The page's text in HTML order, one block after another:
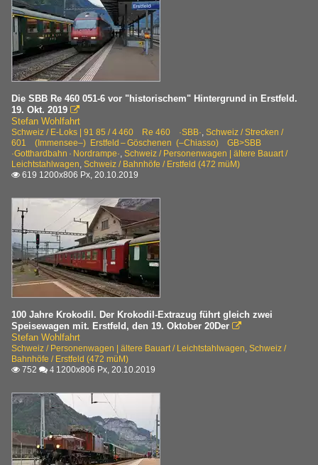
Die SBB Re 460 051-6 vor "historischem" Hintergrund in Erstfeld.
19. Okt. 2019 
Stefan Wohlfahrt
Schweiz / E-Loks | 91 85 / 4 460 Re 460 ·SBB·, Schweiz / Strecken /
601 (Immensee–) Erstfeld – Göschenen (–Chiasso) GB>SBB
·Gotthardbahn · Nordrampe·, Schweiz / Personenwagen | ältere Bauart /
Leichtstahlwagen, Schweiz / Bahnhöfe / Erstfeld (472 müM)
 619 1200x806 Px, 20.10.2019
100 Jahre Krokodil. Der Krokodil-Extrazug führt gleich zwei
Speisewagen mit. Erstfeld, den 19. Oktober 20Der 
Stefan Wohlfahrt
Schweiz / Personenwagen | ältere Bauart / Leichtstahlwagen, Schweiz /
Bahnhöfe / Erstfeld (472 müM)
 752  4 1200x806 Px, 20.10.2019